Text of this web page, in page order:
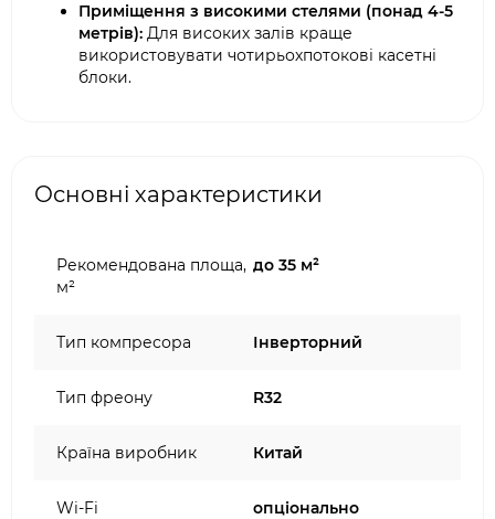
Приміщення з високими стелями (понад 4-5
метрів): Для високих залів краще
використовувати чотирьохпотокові касетні
блоки.
Основні характеристики
Рекомендована площа,
м²
до 35 м²
Тип компресора Інверторний
Тип фреону R32
Країна виробник Китай
Wi-Fi опціонально